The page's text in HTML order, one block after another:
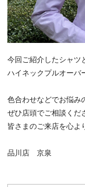
今回ご紹介したシャツ
ハイネックプルオーバ
色合わせなどでお悩み
ぜひ店頭でご相談く
皆さまのご来店を心よ
品川店 京泉